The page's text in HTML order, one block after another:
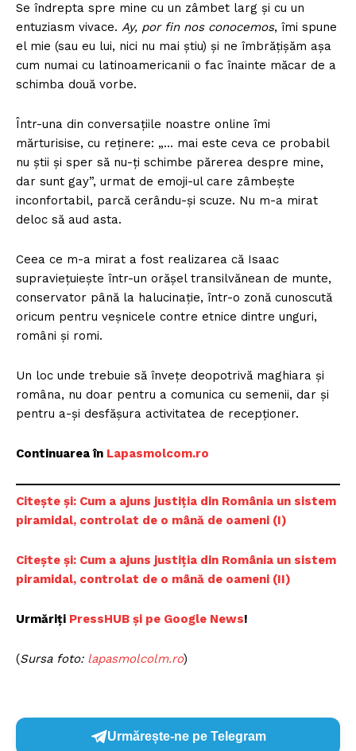
Se îndrepta spre mine cu un zâmbet larg și cu un
entuziasm vivace. Ay, por fin nos conocemos, îmi spune
el mie (sau eu lui, nici nu mai știu) și ne îmbrățișăm așa
cum numai cu latinoamericanii o fac înainte măcar de a
schimba două vorbe.
Într-una din conversațiile noastre online îmi
mărturisise, cu reținere: „… mai este ceva ce probabil
nu știi și sper să nu-ți schimbe părerea despre mine,
dar sunt gay”, urmat de emoji-ul care zâmbește
inconfortabil, parcă cerându-și scuze. Nu m-a mirat
deloc să aud asta.
Ceea ce m-a mirat a fost realizarea că Isaac
supraviețuiește într-un orășel transilvănean de munte,
conservator până la halucinație, într-o zonă cunoscută
oricum pentru veșnicele contre etnice dintre unguri,
români și romi.
Un loc unde trebuie să învețe deopotrivă maghiara și
româna, nu doar pentru a comunica cu semenii, dar și
pentru a-și desfășura activitatea de recepționer.
Continuarea în Lapasmolcom.ro
Citește și: Cum a ajuns justiția din România un sistem
piramidal, controlat de o mână de oameni (I)
Citește și: Cum a ajuns justiția din România un sistem
piramidal, controlat de o mână de oameni (II)
Urmăriți PressHUB și pe Google News!
(Sursa foto: lapasmolcolm.ro)
Urmărește-ne pe Telegram